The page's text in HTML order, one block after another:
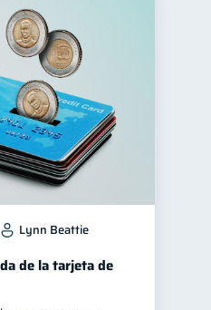
Lynn Beattie
de la tarjeta de